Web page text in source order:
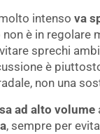
intenso va
è in regolare
sprechi
è
non una
ad alto volume
, sempre per